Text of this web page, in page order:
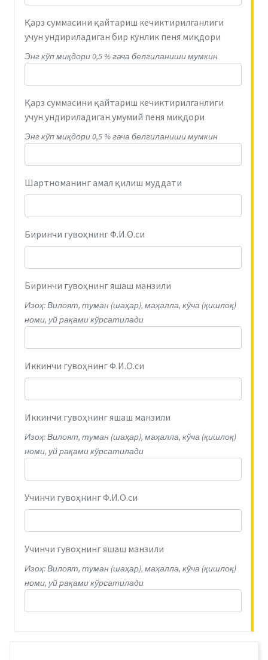
Қарз суммасини қайтариш кечиктирилганлиги
учун ундириладиган бир кунлик пеня миқдори
Энг кўп миқдори 0,5 % гача белгиланиши мумкин
Қарз суммасини қайтариш кечиктирилганлиги
учун ундириладиган умумий пеня миқдори
Энг кўп миқдори 0,5 % гача белгиланиши мумкин
Шартноманинг амал қилиш муддати
Биринчи гувоҳнинг Ф.И.О.си
Биринчи гувоҳнинг яшаш манзили
Изоҳ: Вилоят, туман (шаҳар), маҳалла, кўча (қишлоқ)
номи, уй рақами кўрсатилади
Иккинчи гувоҳнинг Ф.И.О.си
Иккинчи гувоҳнинг яшаш манзили
Изоҳ: Вилоят, туман (шаҳар), маҳалла, кўча (қишлоқ)
номи, уй рақами кўрсатилади
Учинчи гувоҳнинг Ф.И.О.си
Учинчи гувоҳнинг яшаш манзили
Изоҳ: Вилоят, туман (шаҳар), маҳалла, кўча (қишлоқ)
номи, уй рақами кўрсатилади